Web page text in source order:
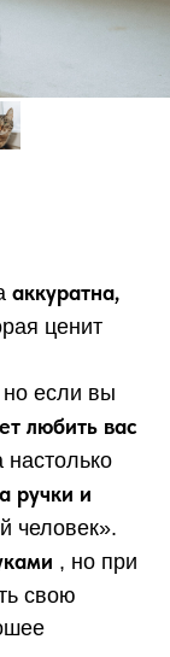
аккуратна,
ценит
но если вы
любить вас
настолько
ручки и
человек».
, но при
свою